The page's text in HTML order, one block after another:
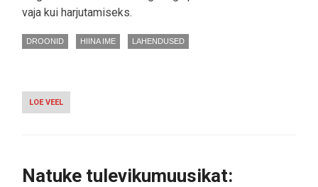
vaja kui harjutamiseks.
DROONID HIINA IME LAHENDUSED
LOE VEEL
NANODROONIDE
MINEKUT
Natuke tulevikumuusikat: